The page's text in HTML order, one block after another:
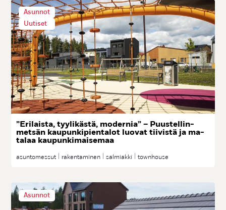
Asunnot
Uutiset
”Eri­lais­ta, tyy­li­käs­tä, mo­der­nia” – Puus­tel­lin­
met­sän kau­pun­ki­pien­ta­lot luo­vat tii­vis­tä ja ma­
ta­laa kau­pun­ki­mai­se­maa
asuntomessut rakentaminen salmiakki townhouse
Asunnot